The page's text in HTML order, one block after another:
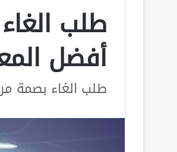
طلب
أفضل
طلب الغاء بصمة